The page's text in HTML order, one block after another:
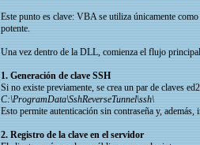
Este punto es clave: VBA se utiliza únicamente
potente.
Una vez dentro de la DLL, comienza el flujo
1. Generación de clave SSH
Si no existe previamente, se crea un par de claves
C:\ProgramData\SshReverseTunnel\ssh\
Esto permite autenticación sin contraseña y,
2. Registro de la clave en el servidor